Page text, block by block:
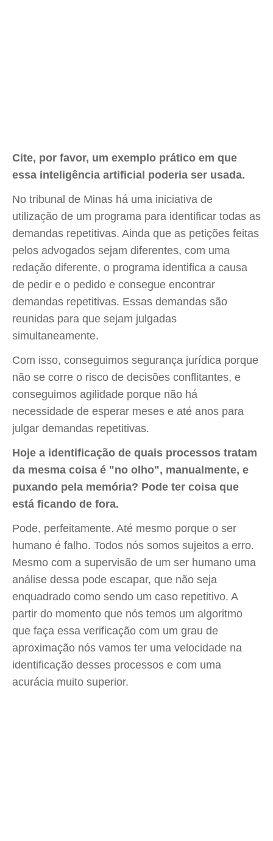
Cite, por favor, um exemplo prático em que
essa inteligência artificial poderia ser usada.
No tribunal de Minas há uma iniciativa de
utilização de um programa para identificar todas as
demandas repetitivas. Ainda que as petições feitas
pelos advogados sejam diferentes, com uma
redação diferente, o programa identifica a causa
de pedir e o pedido e consegue encontrar
demandas repetitivas. Essas demandas são
reunidas para que sejam julgadas
simultaneamente.
Com isso, conseguimos segurança jurídica porque
não se corre o risco de decisões conflitantes, e
conseguimos agilidade porque não há
necessidade de esperar meses e até anos para
julgar demandas repetitivas.
Hoje a identificação de quais processos tratam
da mesma coisa é "no olho", manualmente, e
puxando pela memória? Pode ter coisa que
está ficando de fora.
Pode, perfeitamente. Até mesmo porque o ser
humano é falho. Todos nós somos sujeitos a erro.
Mesmo com a supervisão de um ser humano uma
análise dessa pode escapar, que não seja
enquadrado como sendo um caso repetitivo. A
partir do momento que nós temos um algoritmo
que faça essa verificação com um grau de
aproximação nós vamos ter uma velocidade na
identificação desses processos e com uma
acurácia muito superior.